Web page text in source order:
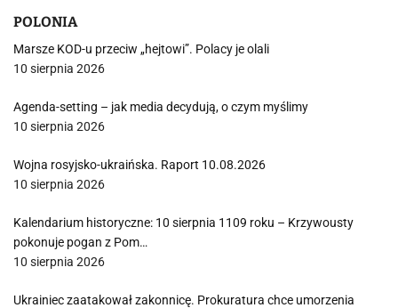
POLONIA
Marsze KOD-u przeciw „hejtowi”. Polacy je olali
10 sierpnia 2026
Agenda-setting – jak media decydują, o czym myślimy
10 sierpnia 2026
Wojna rosyjsko-ukraińska. Raport 10.08.2026
10 sierpnia 2026
Kalendarium historyczne: 10 sierpnia 1109 roku – Krzywousty
pokonuje pogan z Pom…
10 sierpnia 2026
Ukrainiec zaatakował zakonnicę. Prokuratura chce umorzenia